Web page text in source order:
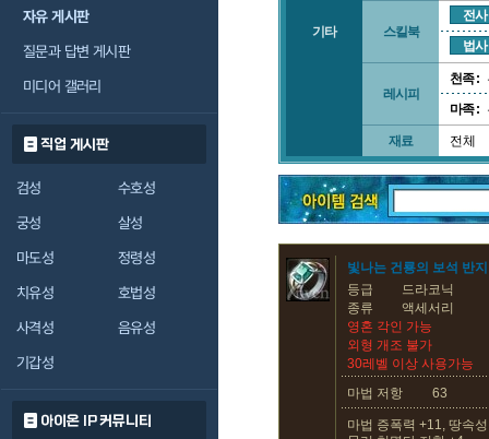
자유 게시판
질문과 답변 게시판
미디어 갤러리
직업 게시판
검성
수호성
궁성
살성
마도성
정령성
치유성
호법성
사격성
음유성
기갑성
아이온 IP 커뮤니티
기타 스킬북
전사
법사
레시피
천족 :
마족 :
재료 전체
빛나는 건룡의 보석 반지
등급
드라코닉
종류
액세서리
영혼 각인 가능
외형 개조 불가
30레벨 이상 사용가능
마법 저항
63
마법 증폭력 +11, 땅속